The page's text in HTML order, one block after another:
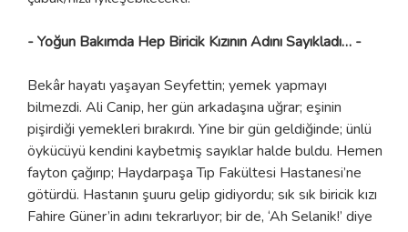
- Yoğun Bakımda Hep Biricik Kızının Adını Sayıkladı… -
Bekâr hayatı yaşayan Seyfettin; yemek yapmayı
bilmezdi. Ali Canip, her gün arkadaşına uğrar; eşinin
pişirdiği yemekleri bırakırdı. Yine bir gün geldiğinde; ünlü
öykücüyü kendini kaybetmiş sayıklar halde buldu. Hemen
fayton çağırıp; Haydarpaşa Tıp Fakültesi Hastanesi’ne
götürdü. Hastanın şuuru gelip gidiyordu; sık sık biricik kızı
Fahire Güner’in adını tekrarlıyor; bir de, ‘Ah Selanik!’ diye